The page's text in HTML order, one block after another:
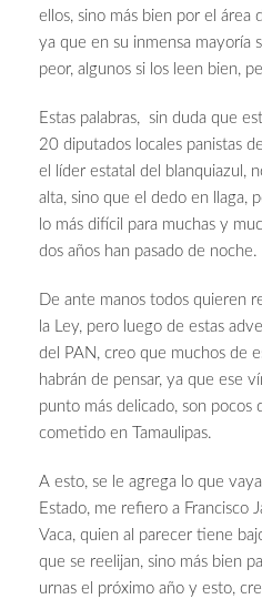
ellos, sino más bien por el área
ya que en su inmensa mayoría
peor, algunos si los leen bien,
Estas palabras, sin duda que
20 diputados locales panistas
el líder estatal del blanquiazul,
alta, sino que el dedo en llaga,
lo más difícil para muchas y
dos años han pasado de noche.
De ante manos todos quieren
la Ley, pero luego de estas
del PAN, creo que muchos de
habrán de pensar, ya que ese
punto más delicado, son pocos
cometido en Tamaulipas.
A esto, se le agrega lo que
Estado, me refiero a Francisco
Vaca, quien al parecer tiene
que se reelijan, sino más bien
urnas el próximo año y esto,